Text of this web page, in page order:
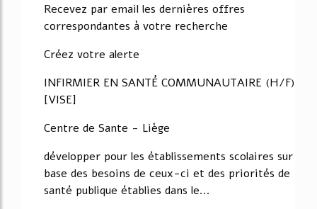
Recevez par email les dernières offres
correspondantes à votre recherche
Créez votre alerte
INFIRMIER EN SANTÉ COMMUNAUTAIRE (H/F)
[VISE]
Centre de Sante - Liège
développer pour les établissements scolaires sur
base des besoins de ceux-ci et des priorités de
santé publique établies dans le...